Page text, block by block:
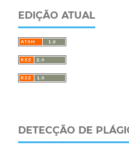
EDIÇÃO ATUAL
DETECÇÃO DE